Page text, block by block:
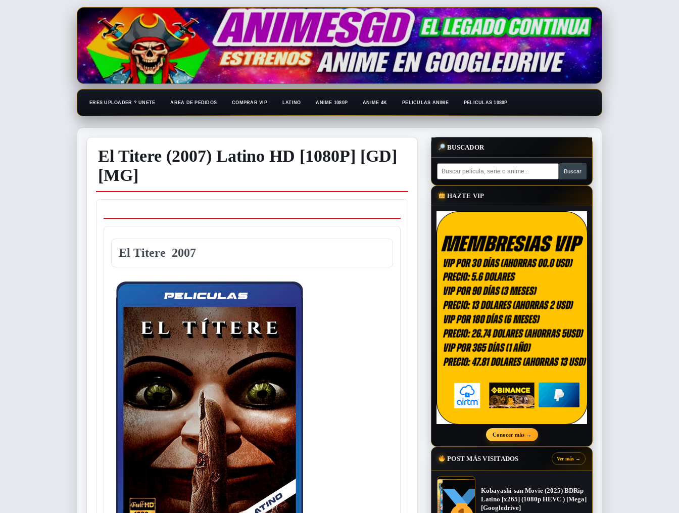
ERES UPLOADER ? UNETE AREA DE PEDIDOS COMPRAR VIP LATINO ANIME 1080P ANIME 4K PELICULAS ANIME PELICULAS 1080P
El Titere (2007) Latino HD [1080P] [GD]
[MG]
El Titere 2007
BUSCADOR
HAZTE VIP
Conocer más →
POST MÁS VISITADOS Ver más →
Kobayashi-san Movie (2025) BDRip
Latino [x265] (1080p HEVC ) [Mega]
[Googledrive]